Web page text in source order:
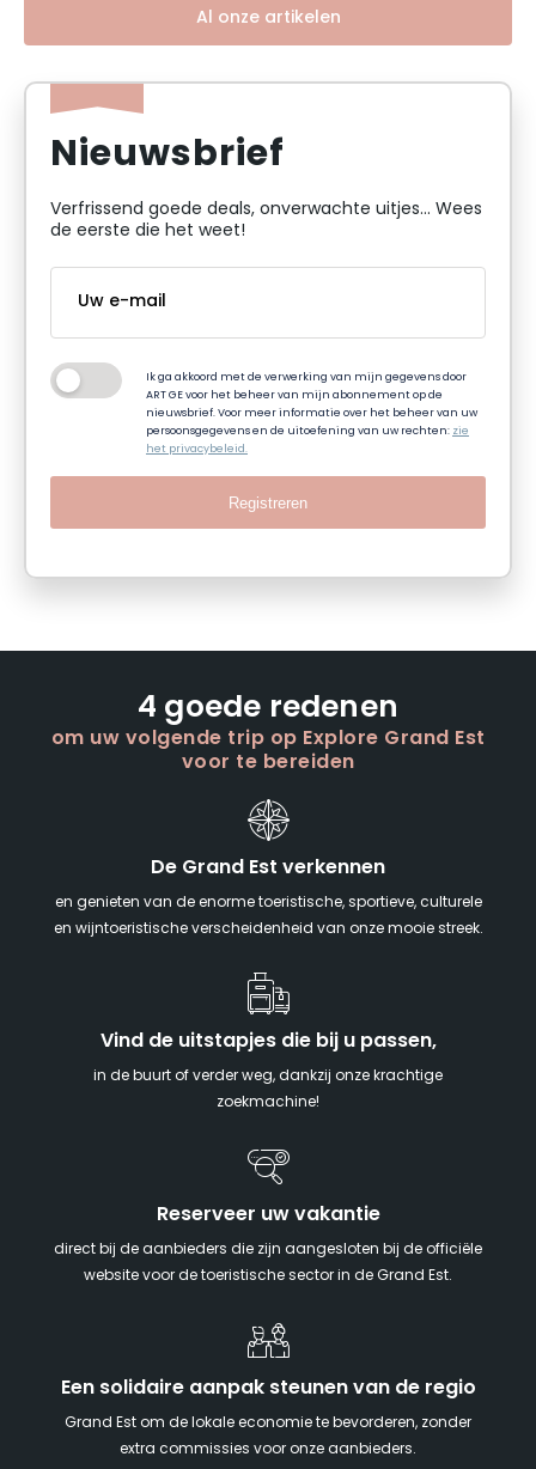
Al onze artikelen
Nieuwsbrief
Verfrissend goede deals, onverwachte uitjes... Wees
de eerste die het weet!
Ik ga akkoord met de verwerking van mijn gegevens door
ART GE voor het beheer van mijn abonnement op de
nieuwsbrief. Voor meer informatie over het beheer van uw
persoonsgegevens en de uitoefening van uw rechten:zie
het privacybeleid.
Registreren
4 goede redenen
om uw volgende trip op Explore Grand Est
voor te bereiden
De Grand Est verkennen
en genieten van de enorme toeristische, sportieve, culturele
en wijntoeristische verscheidenheid van onze mooie streek.
Vind de uitstapjes die bij u passen,
in de buurt of verder weg, dankzij onze krachtige
zoekmachine!
Reserveer uw vakantie
direct bij de aanbieders die zijn aangesloten bij de officiële
website voor de toeristische sector in de Grand Est.
Een solidaire aanpak steunen van de regio
Grand Est om de lokale economie te bevorderen, zonder
extra commissies voor onze aanbieders.